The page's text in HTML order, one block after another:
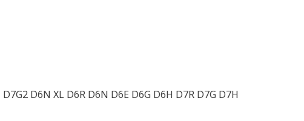
D6N XL D6R D6N D6E D6G D6H D7R D7G D7H